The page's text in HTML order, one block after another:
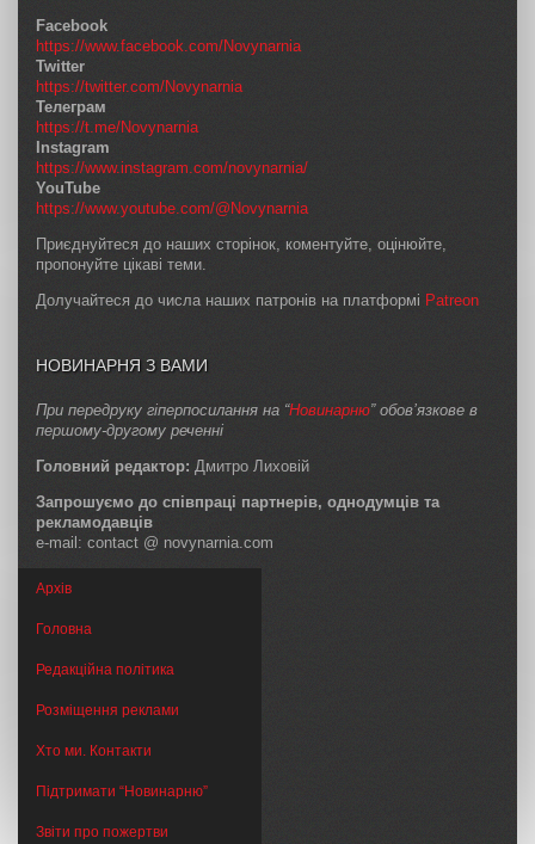
Facebook
https://www.facebook.com/Novynarnia
Twitter
https://twitter.com/Novynarnia
Телеграм
https://t.me/Novynarnia
Instagram
https://www.instagram.com/novynarnia/
YouTube
https://www.youtube.com/@Novynarnia
Приєднуйтеся до наших сторінок, коментуйте, оцінюйте,
пропонуйте цікаві теми.
Долучайтеся до числа наших патронів на платформі Patreon
НОВИНАРНЯ З ВАМИ
При передруку гіперпосилання на “Новинарню” обов’язкове в
першому-другому реченні
Головний редактор: Дмитро Лиховій
Запрошуємо до співпраці партнерів, однодумців та
рекламодавців
e-mail: contact @ novynarnia.com
Архів
Головна
Редакційна політика
Розміщення реклами
Хто ми. Контакти
Підтримати “Новинарню”
Звіти про пожертви